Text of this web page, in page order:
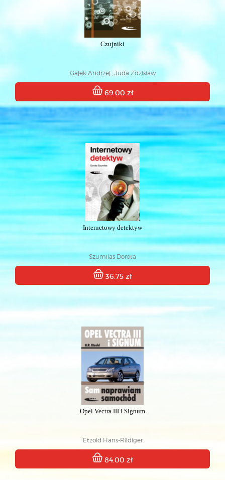
Czujniki
Gajek Andrzej , Juda Zdzisław
69.00 zł
Internetowy detektyw
Szumilas Dorota
36.75 zł
Opel Vectra III i Signum
Etzold Hans-Rüdiger
84.00 zł